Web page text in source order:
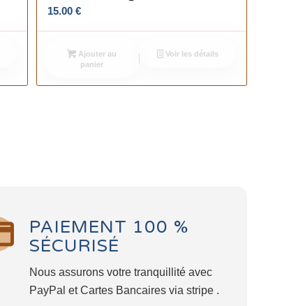
15.00€
Ajouter au
panier
Voir les détails
PAIEMENT 100 %
SÉCURISÉ
Nous assurons votre tranquillité avec
PayPal et Cartes Bancaires via stripe .